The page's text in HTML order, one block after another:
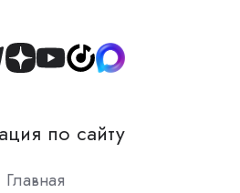
Join
Slack
по сайту
Главная